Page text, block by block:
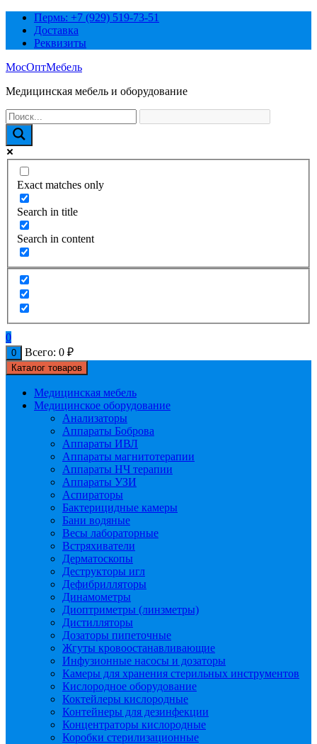
Перейти
содержимому
Пермь: +7 (929) 519-73-51
Доставка
Реквизиты
МосОптМебель
Медицинская мебель и оборудование
Exact matches only
Search in title
Search in content
0
0 Всего: 0 ₽
Каталог товаров
Медицинская мебель
Медицинское оборудование
Анализаторы
Аппараты Боброва
Аппараты ИВЛ
Аппараты магнитотерапии
Аппараты НЧ терапии
Аппараты УЗИ
Аспираторы
Бактерицидные камеры
Бани водяные
Весы лабораторные
Встряхиватели
Дерматоскопы
Деструкторы игл
Дефибрилляторы
Динамометры
Диоптриметры (линзметры)
Дистилляторы
Дозаторы пипеточные
Жгуты кровоостанавливающие
Инфузионные насосы и дозаторы
Камеры для хранения стерильных инструментов
Кислородное оборудование
Коктейлеры кислородные
Контейнеры для дезинфекции
Концентраторы кислородные
Коробки стерилизационные